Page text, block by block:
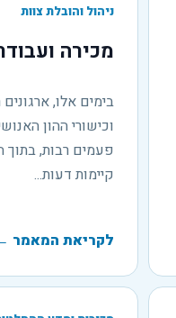
ניהול והובלת צוות
מכירה
בימים אלו,
וכישורי ההון
פעמים רבות, בתוך
קיימות דעות...
לקריאת המאמר